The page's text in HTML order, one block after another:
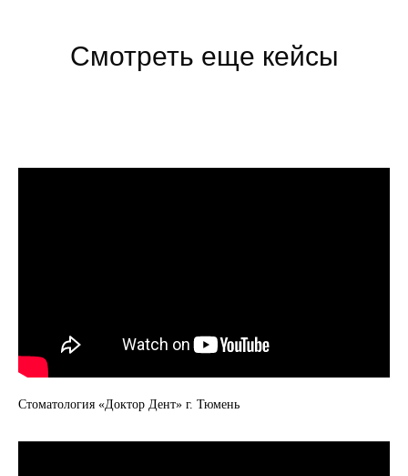
Смотреть еще кейсы
Стоматология «Доктор Дент» г. Тюмень